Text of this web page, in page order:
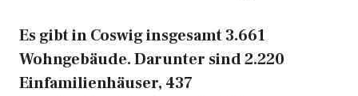
Es gibt in Coswig insgesamt 3.661
Wohngebäude. Darunter sind 2.220
Einfamilienhäuser, 437